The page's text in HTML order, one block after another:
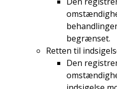
begrænset.
Retten til
Den